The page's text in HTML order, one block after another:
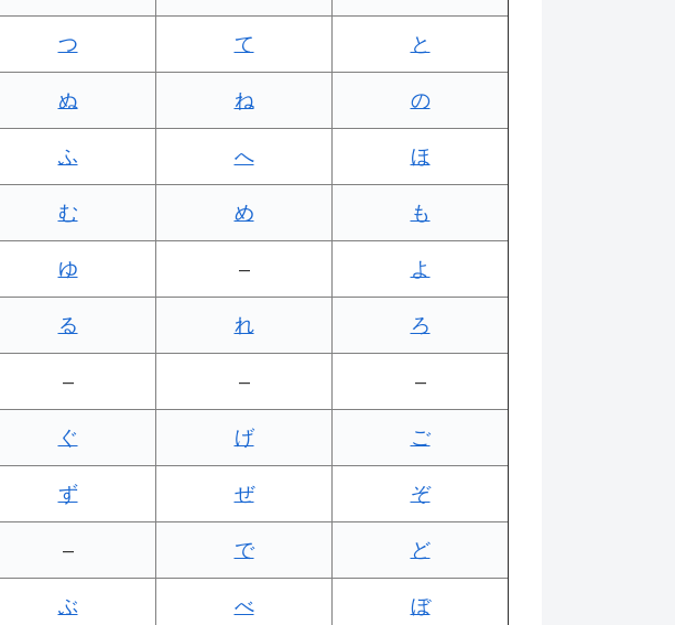
つ て と
ぬ ね の
ふ へ ほ
む め も
ゆ – よ
る れ ろ
– – –
ぐ げ ご
ず ぜ ぞ
– で ど
ぶ べ ぼ